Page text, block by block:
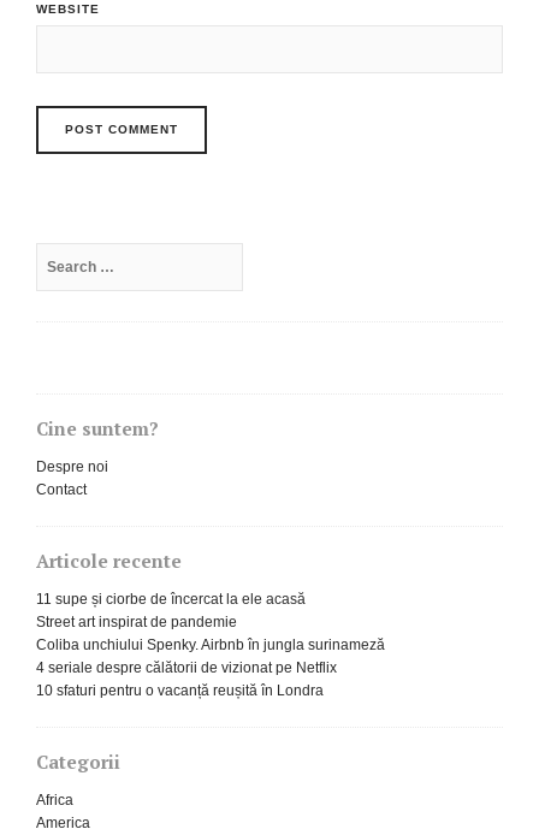
WEBSITE
for:
Cine suntem?
Despre noi
Contact
Articole recente
11 supe și ciorbe de încercat la ele acasă
Street art inspirat de pandemie
Coliba unchiului Spenky. Airbnb în jungla surinameză
4 seriale despre călătorii de vizionat pe Netflix
10 sfaturi pentru o vacanță reușită în Londra
Categorii
Africa
America